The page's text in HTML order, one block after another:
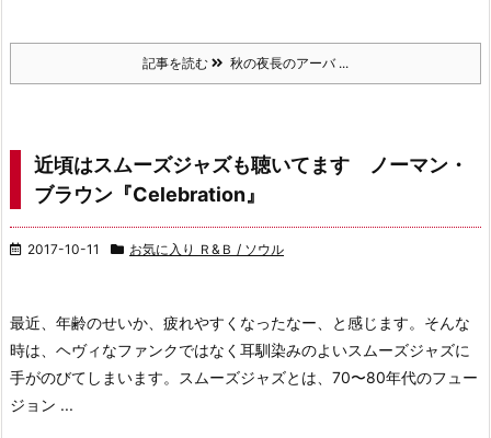
記事を読む 秋の夜長のアーバ ...
近頃はスムーズジャズも聴いてます ノーマン・
ブラウン『Celebration』
2017-10-11 お気に入り Ｒ&Ｂ / ソウル
最近、年齢のせいか、 疲れやすくなったなー、と感じます。 そんな
時は、ヘヴィなファンクではなく 耳馴染みのよいスムーズジャズに
手がのびてしまいます。
スムーズジャズとは、70〜80年代のフュー
ジョン ...